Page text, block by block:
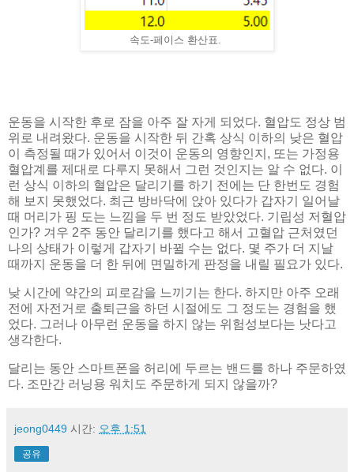
속도-페이스 환산표.
운동을 시작한 후로 잠을 아주 잘 자게 되었다. 혈압도 정상 범
위로 내려왔다. 운동을 시작한 뒤 간혹 상식 이하의 낮은 혈압
이 측정될 때가 있어서 이것이 운동의 영향인지, 또는 가정용
혈압계를 제대로 다루지 못해서 그런 것인지는 알 수 없다. 이
런 상식 이하의 혈압은 달리기를 하기 전에는 단 한번도 경험
해 보지 못했었다. 최근 방바닥에 앉아 있다가 갑자기 일어날
때 머리가 핑 도는 느낌을 두 번 정도 받았었다. 기립성 저혈압
인가? 겨우 2주 동안 달리기를 했다고 해서 고혈압 근처였던
나의 상태가 이렇게 갑자기 바뀔 수는 없다. 몇 주가 더 지날
때까지 운동을 더 한 뒤에 면밀하게 판정을 내릴 필요가 있다.
낮 시간에 약간의 피로감을 느끼기는 한다. 하지만 아주 오래
전에 자전거로 출퇴근을 하던 시절에도 그 정도는 경험을 했
었다. 그러나 아무런 운동을 하지 않는 위험성보다는 낫다고
생각한다.
달리는 동안 스마트폰을 허리에 두르는 밴드를 하나 주문하였
다. 조만간 러닝용 워치도 주문하게 되지 않을까?
jeong0449 시간: 오후 1:51
공유